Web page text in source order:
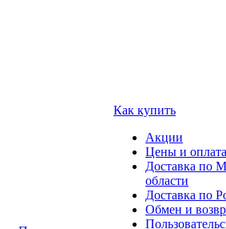
Как купить
Акции
Цены и оплата
Доставка по
области
Доставка по
Обмен и